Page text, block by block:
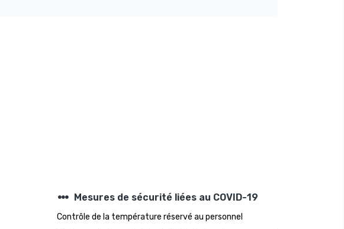
steppers Mesures de sécurité liées au COVID-19
Contrôle de la température réservé au personnel